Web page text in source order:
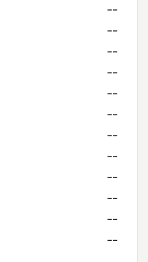
--
--
--
--
--
--
--
--
--
--
--
--